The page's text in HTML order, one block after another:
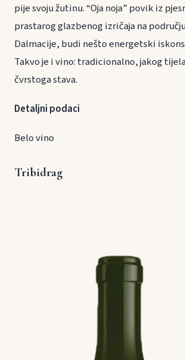
pije svoju žutinu. “Oja noja” povik iz
prastarog glazbenog izričaja na
Dalmacije, budi nešto energetski
Takvo je i vino: tradicionalno, jakog
čvrstoga stava.
Detaljni podaci
Belo vino
Tribidrag